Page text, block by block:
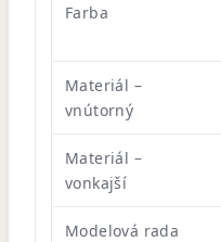
Farba
Materiál –
vnútorný
Materiál –
vonkajší
Modelová rada